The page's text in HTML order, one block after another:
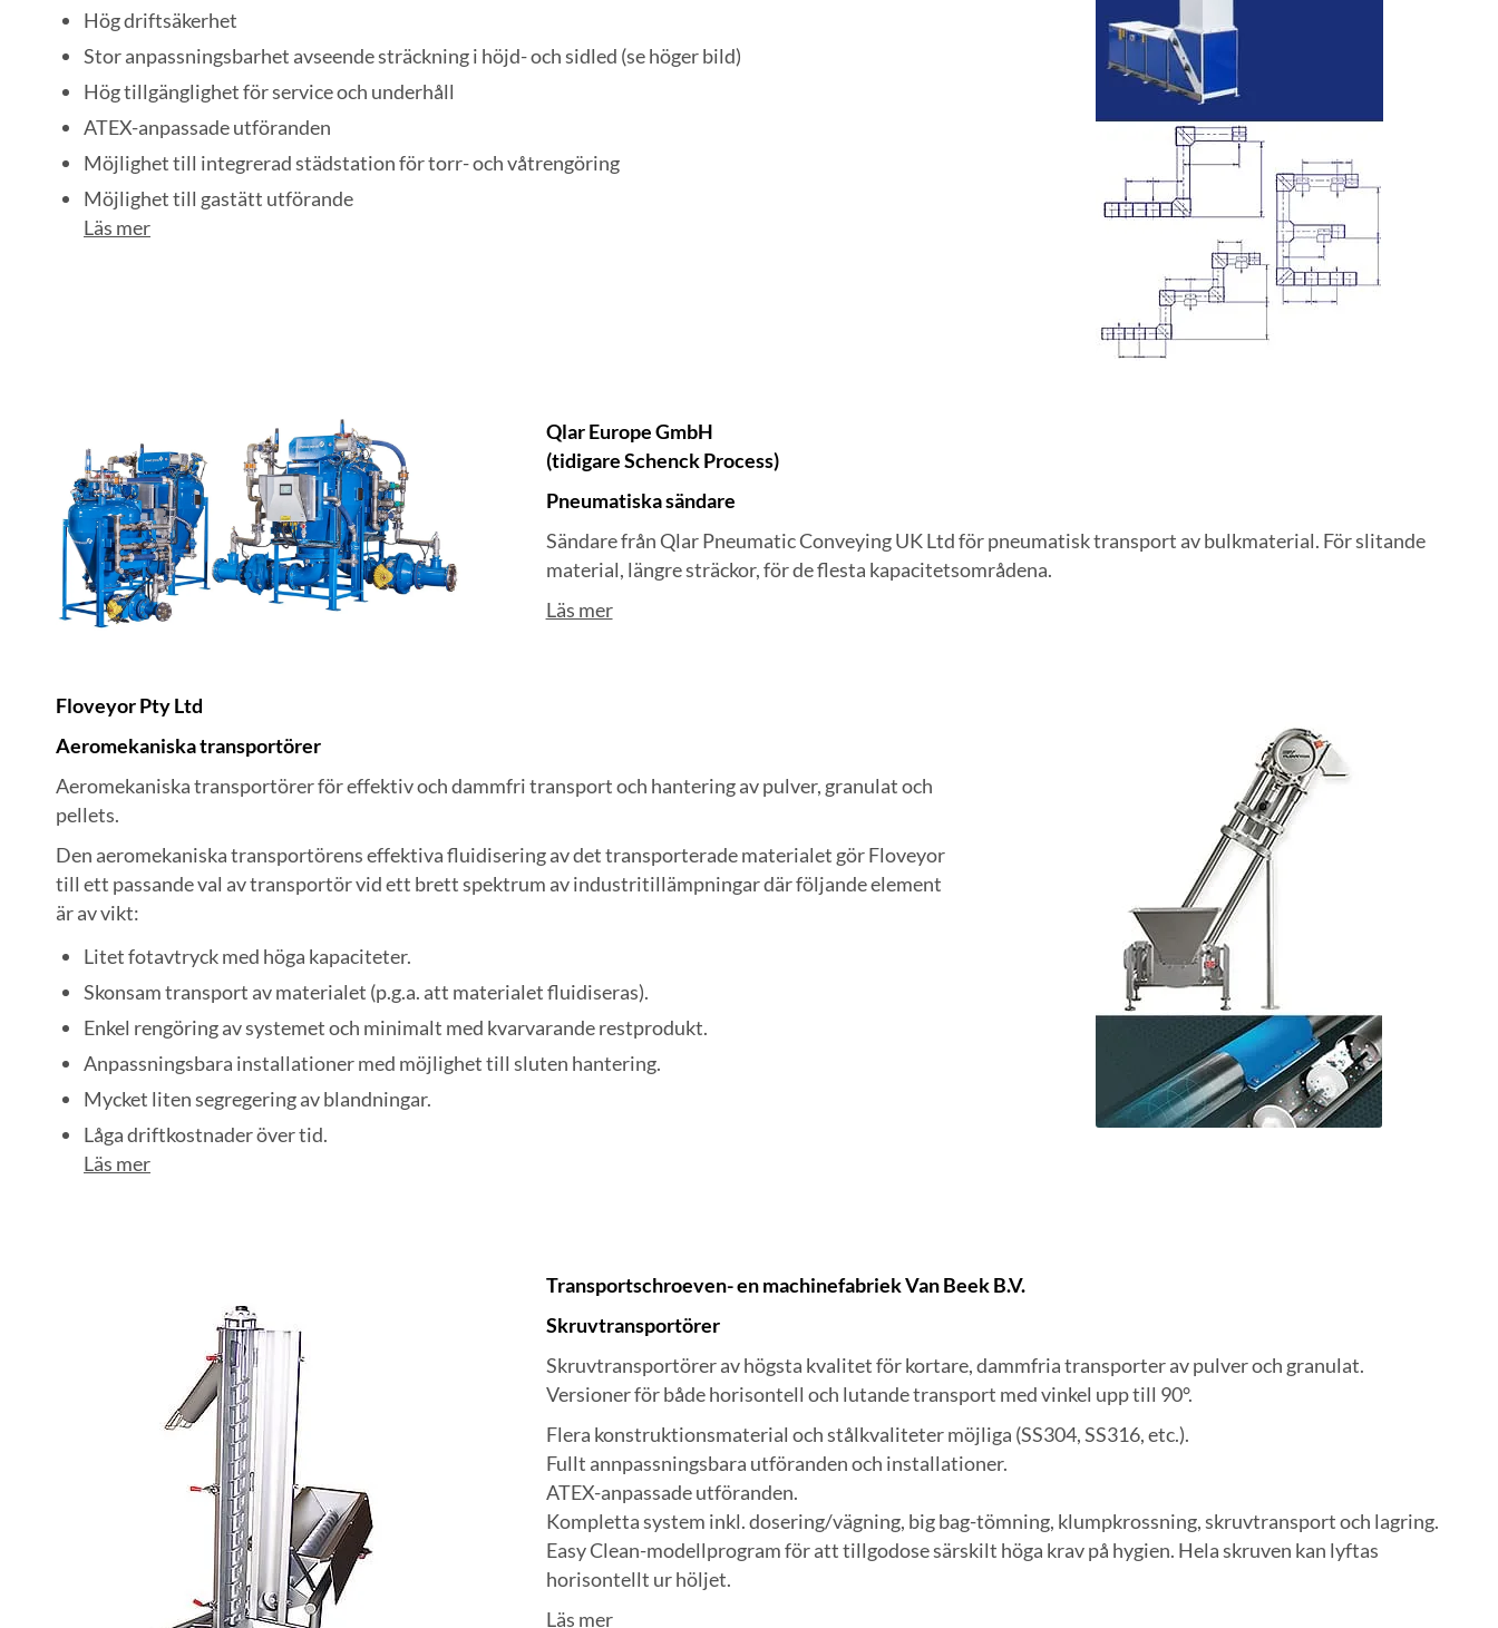
Hög driftsäkerhet
Stor anpassningsbarhet avseende sträckning i höjd- och sidled (se höger bild)
Hög tillgänglighet för service och underhåll
ATEX-anpassade utföranden
Möjlighet till integrerad städstation för torr- och våtrengöring
Möjlighet till gastätt utförande
Läs mer
Qlar Europe GmbH
(tidigare Schenck Process)
Pneumatiska sändare
Sändare från Qlar Pneumatic Conveying UK Ltd för pneumatisk transport av bulkmaterial. För slitande
material, längre sträckor, för de flesta kapacitetsområdena.
Läs mer
Floveyor Pty Ltd
Aeromekaniska transportörer
Aeromekaniska transportörer för effektiv och dammfri transport och hantering av pulver, granulat och
pellets.
Den aeromekaniska transportörens effektiva fluidisering av det transporterade materialet gör Floveyor
till ett passande val av transportör vid ett brett spektrum av industritillämpningar där följande element
är av vikt:
Litet fotavtryck med höga kapaciteter.
Skonsam transport av materialet (p.g.a. att materialet fluidiseras).
Enkel rengöring av systemet och minimalt med kvarvarande restprodukt.
Anpassningsbara installationer med möjlighet till sluten hantering.
Mycket liten segregering av blandningar.
Låga driftkostnader över tid.
Läs mer
Transportschroeven- en machinefabriek Van Beek B.V.
Skruvtransportörer
Skruvtransportörer av högsta kvalitet för kortare, dammfria transporter av pulver och granulat.
Versioner för både horisontell och lutande transport med vinkel upp till 90°.
Flera konstruktionsmaterial och stålkvaliteter möjliga (SS304, SS316, etc.).
Fullt annpassningsbara utföranden och installationer.
ATEX-anpassade utföranden.
Kompletta system inkl. dosering/vägning, big bag-tömning, klumpkrossning, skruvtransport och lagring.
Easy Clean-modellprogram för att tillgodose särskilt höga krav på hygien. Hela skruven kan lyftas
horisontellt ur höljet.
Läs mer